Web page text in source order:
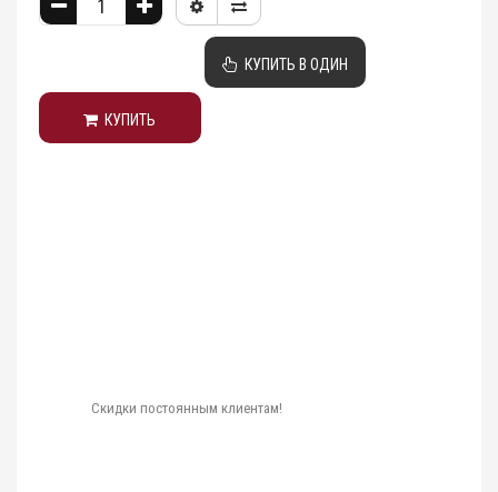
КУПИТЬ
КУПИТЬ В ОДИН
Скидки постоянным клиентам!